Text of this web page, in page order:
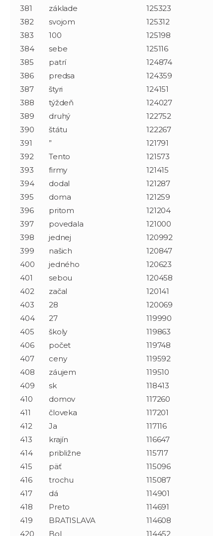
381
základe
125323
382
svojom
125312
383
100
125198
384
sebe
125116
385
patrí
124874
386
predsa
124359
387
štyri
124151
388
týždeň
124027
389
druhý
122752
390
štátu
122267
391
”
121791
392
Tento
121573
393
firmy
121415
394
dodal
121287
395
doma
121259
396
pritom
121204
397
povedala
121000
398
jednej
120992
399
našich
120847
400
jedného
120623
401
sebou
120458
402
začal
120141
403
28
120069
404
27
119990
405
školy
119863
406
počet
119748
407
ceny
119592
408
záujem
119510
409
sk
118413
410
domov
117260
411
človeka
117201
412
Ja
117116
413
krajín
116647
414
približne
115717
415
päť
115096
416
trochu
115087
417
dá
114901
418
Preto
114691
419
BRATISLAVA
114608
420
Bol 114452